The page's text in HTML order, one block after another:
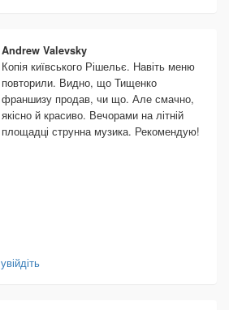
Andrew Valevsky
Копія київського Рішельє. Навіть меню
повторили. Видно, що Тищенко
франшизу продав, чи що. Але смачно,
якісно й красиво. Вечорами на літній
площадці струнна музика. Рекомендую!
увійдіть